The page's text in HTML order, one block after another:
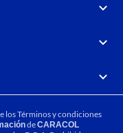
losTérminos y condiciones
deCARACOL